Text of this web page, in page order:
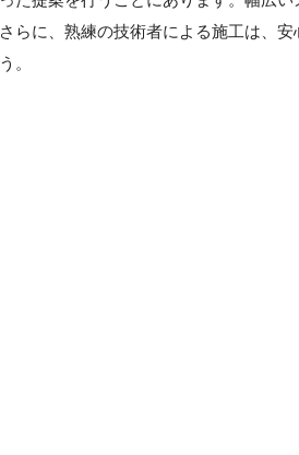
らに、熟練の技術者による施工は、安
。